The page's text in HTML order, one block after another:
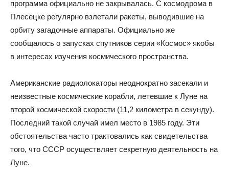
программа официально не закрывалась. С космодрома в
Плесецке регулярно взлетали ракеты, выводившие на
орбиту загадочные аппараты. Официально же
сообщалось о запусках спутников серии «Космос» якобы
в интересах изучения космического пространства.
Американские радиолокаторы неоднократно засекали и
неизвестные космические корабли, летевшие к Луне на
второй космической скорости (11,2 километра в секунду).
Последний такой случай имел место в 1985 году. Эти
обстоятельства часто трактовались как свидетельства
того, что СССР осуществляет секретную деятельность на
Луне.